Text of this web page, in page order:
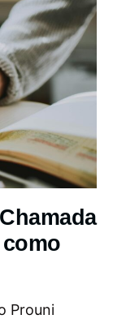
Prouni